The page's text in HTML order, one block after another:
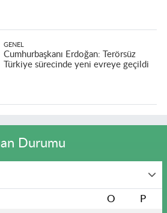
GENEL
Cumhurbaşkanı Erdoğan: Terörsüz
Türkiye sürecinde yeni evreye geçildi
Durumu
O P